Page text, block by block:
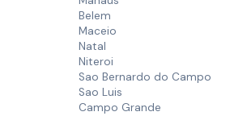
Belem
Maceio
Natal
Niteroi
Sao Bernardo do Campo
Sao Luis
Campo Grande